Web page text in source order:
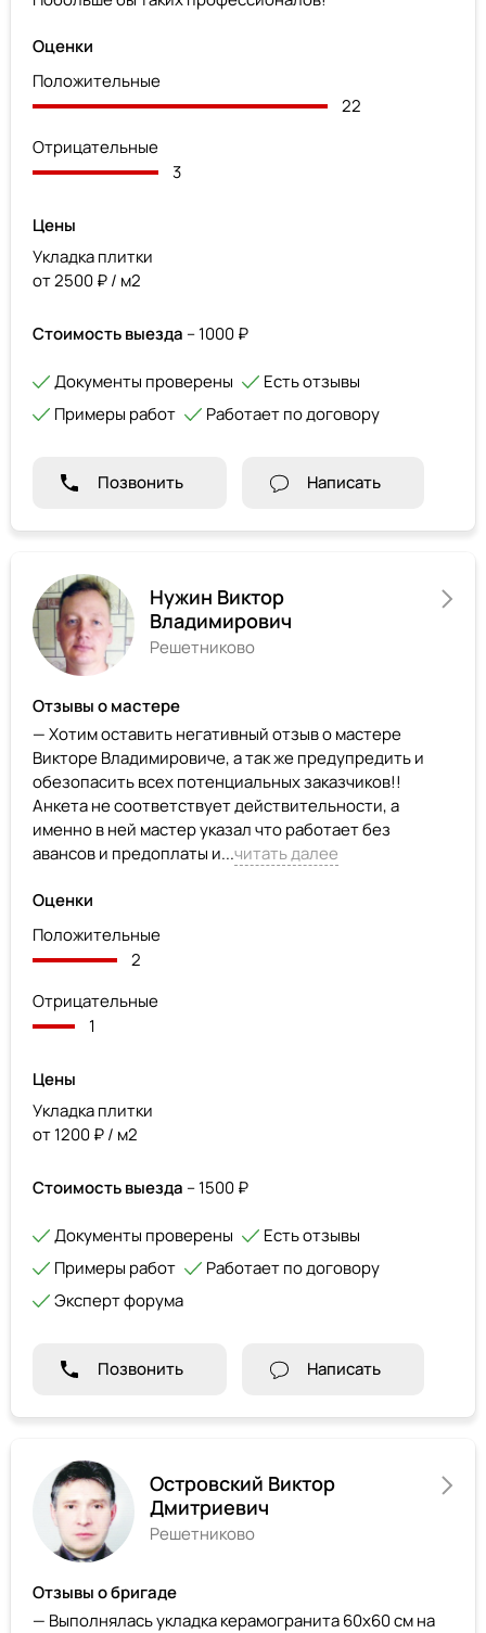
Оценки
Положительные
22
Отрицательные
3
Цены
Укладка плитки
от 2500 ₽ / м2
Стоимость выезда – 1000 ₽
Документы проверены
Есть отзывы
Примеры работ
Работает по договору
Позвонить Написать
Нужин Виктор
Владимирович
Решетниково
Отзывы о мастере
— Хотим оставить негативный отзыв о мастере
Викторе Владимировиче, а так же предупредить и
обезопасить всех потенциальных заказчиков!!
Анкета не соответствует действительности, а
именно в ней мастер указал что работает без
авансов и предоплаты и...читать далее
Оценки
Положительные
2
Отрицательные
1
Цены
Укладка плитки
от 1200 ₽ / м2
Стоимость выезда – 1500 ₽
Документы проверены
Есть отзывы
Примеры работ
Работает по договору
Эксперт форума
Позвонить Написать
Островский Виктор
Дмитриевич
Решетниково
Отзывы о бригаде
— Выполнялась укладка керамогранита 60х60 см на